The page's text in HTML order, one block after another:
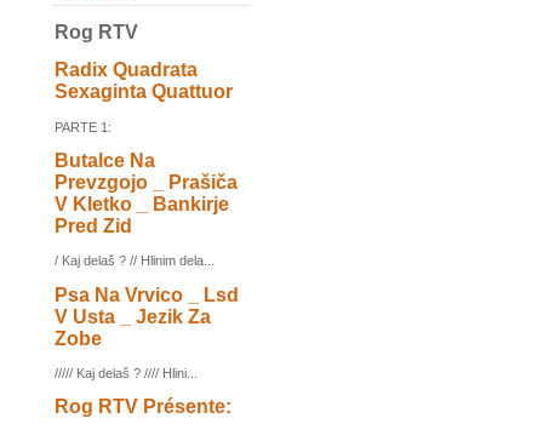
Rog RTV
Radix Quadrata
Sexaginta Quattuor
PARTE 1:
Butalce Na
Prevzgojo _ Prašiča
V Kletko _ Bankirje
Pred Zid
/ Kaj delaš ? // Hlinim dela...
Psa Na Vrvico _ Lsd
V Usta _ Jezik Za
Zobe
///// Kaj delaš ? //// Hlini...
Rog RTV Présente: